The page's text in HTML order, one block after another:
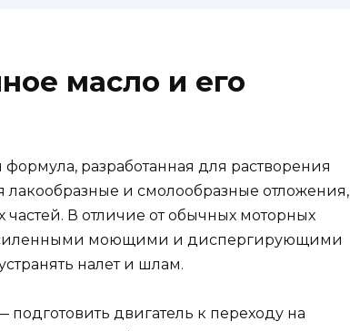
масло и его
разработанная для растворения
лакообразные и смолообразные отложения,
В отличие от обычных моторных
моющими и диспергирующими
налет и шлам.
двигатель к переходу на